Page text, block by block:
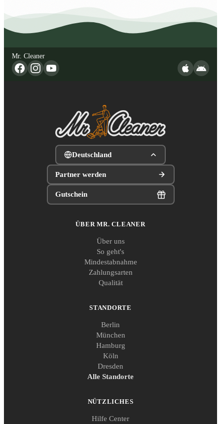
Mr. Cleaner
Deutschland
Partner werden
Gutschein
ÜBER MR. CLEANER
Über uns
So geht's
Mindestabnahme
Zahlungsarten
Qualität
STANDORTE
Berlin
München
Hamburg
Köln
Dresden
Alle Standorte
NÜTZLICHES
Hilfe Center